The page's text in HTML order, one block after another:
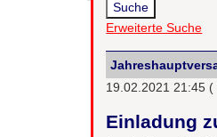
Erweiterte Suche
19.02.2021 21:45 (
Einladung